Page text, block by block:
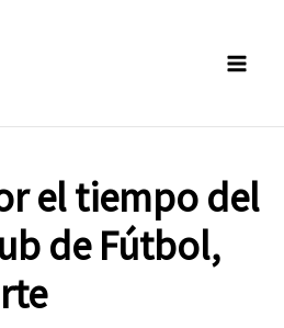
el tiempo del
de Fútbol,